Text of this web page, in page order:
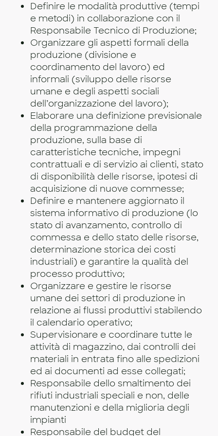
Definire le modalità produttive (tempi
e metodi) in collaborazione con il
Responsabile Tecnico di Produzione;
Organizzare gli aspetti formali della
produzione (divisione e
coordinamento del lavoro) ed
informali (sviluppo delle risorse
umane e degli aspetti sociali
dell’organizzazione del lavoro);
Elaborare una definizione previsionale
della programmazione della
produzione, sulla base di
caratteristiche tecniche, impegni
contrattuali e di servizio ai clienti, stato
di disponibilità delle risorse, ipotesi di
acquisizione di nuove commesse;
Definire e mantenere aggiornato il
sistema informativo di produzione (lo
stato di avanzamento, controllo di
commessa e dello stato delle risorse,
determinazione storica dei costi
industriali) e garantire la qualità del
processo produttivo;
Organizzare e gestire le risorse
umane dei settori di produzione in
relazione ai flussi produttivi stabilendo
il calendario operativo;
Supervisionare e coordinare tutte le
attività di magazzino, dai controlli dei
materiali in entrata fino alle spedizioni
ed ai documenti ad esse collegati;
Responsabile dello smaltimento dei
rifiuti industriali speciali e non, delle
manutenzioni e della miglioria degli
impianti
Responsabile del budget del